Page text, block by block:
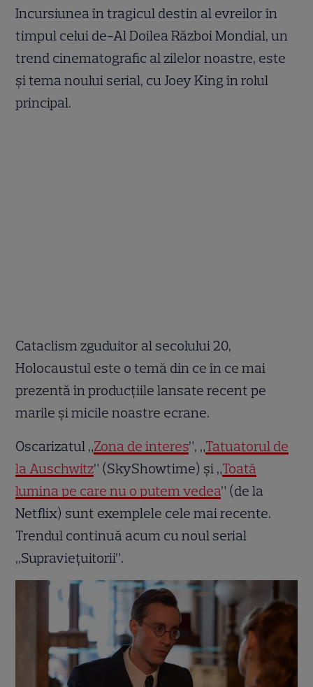
Incursiunea în tragicul destin al evreilor în
timpul celui de-Al Doilea Război Mondial, un
trend cinematografic al zilelor noastre, este
și tema noului serial, cu Joey King în rolul
principal.
Cataclism zguduitor al secolului 20,
Holocaustul este o temă din ce în ce mai
prezentă în producțiile lansate recent pe
marile și micile noastre ecrane.
Oscarizatul „Zona de interes”, „Tatuatorul de
la Auschwitz” (SkyShowtime) și „Toată
lumina pe care nu o putem vedea” (de la
Netflix) sunt exemplele cele mai recente.
Trendul continuă acum cu noul serial
„Supraviețuitorii”.